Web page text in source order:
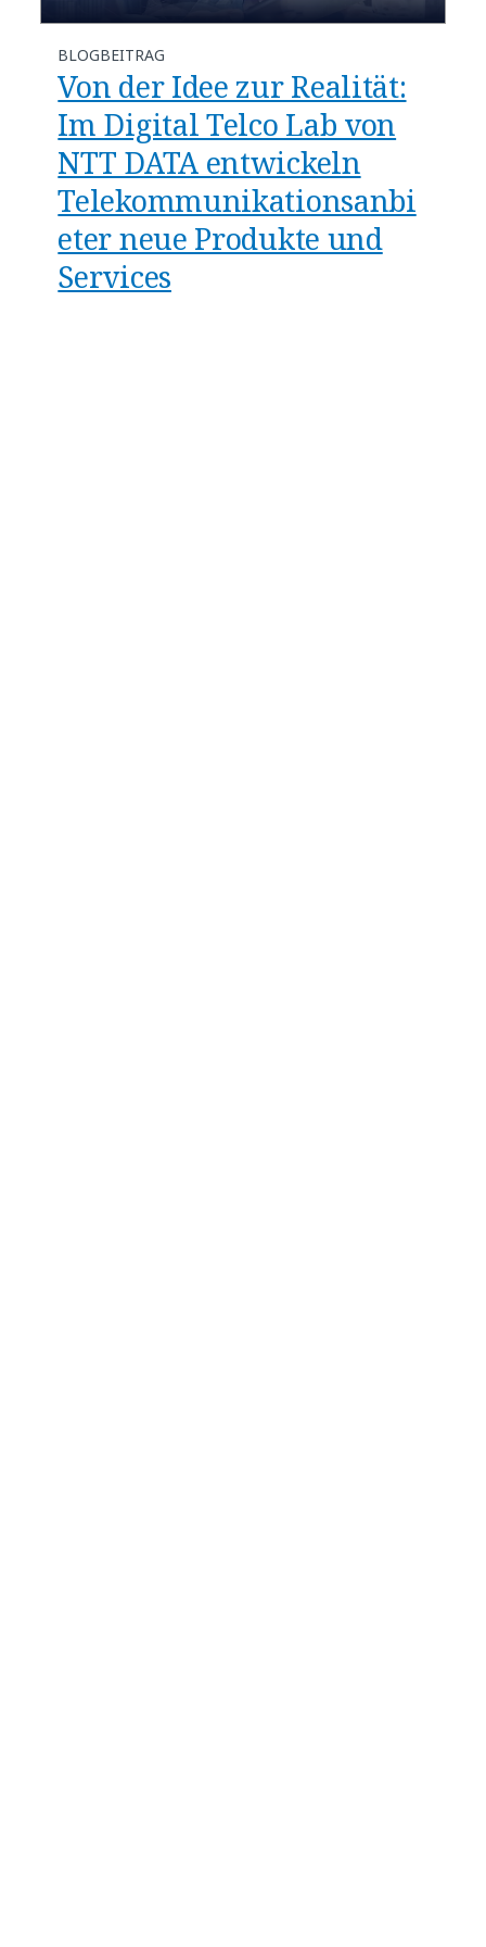
BLOGBEITRAG
Von der Idee zur Realität:
Im Digital Telco Lab von
NTT DATA entwickeln
Telekommunikationsanbi
eter neue Produkte und
Services